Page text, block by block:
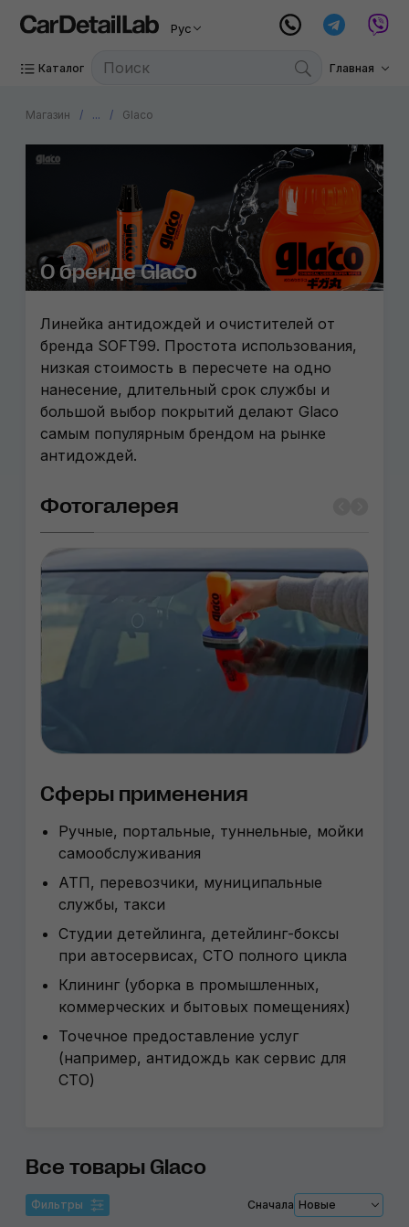
Рус
Каталог Главная
Магазин ... Glaco
О бренде Glaco
Линейка антидождей и очистителей от
бренда SOFT99. Простота использования,
низкая стоимость в пересчете на одно
нанесение, длительный срок службы и
большой выбор покрытий делают Glaco
самым популярным брендом на рынке
антидождей.
Фотогалерея
Сферы применения
Ручные, портальные, туннельные, мойки
самообслуживания
АТП, перевозчики, муниципальные
службы, такси
Студии детейлинга, детейлинг-боксы
при автосервисах, СТО полного цикла
Клининг (уборка в промышленных,
коммерческих и бытовых помещениях)
Точечное предоставление услуг
(например, антидождь как сервис для
СТО)
Все товары Glaco
Фильтры Сначала Новые